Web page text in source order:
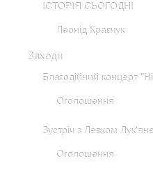
ІСТОРІЯ СЬОГОДНІ
Леонід Кравчук
Заходи
Благодійний концерт "Ні
Оголошення
Зустріч з Левком
Оголошення